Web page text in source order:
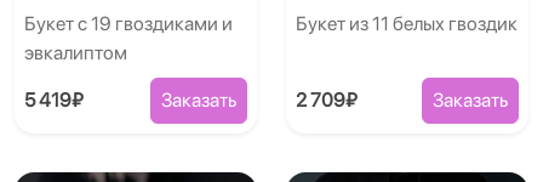
Букет с 19 гвоздиками и
эвкалиптом
5 419₽ Заказать
Букет из 11 белых гвоздик
2 709₽ Заказать